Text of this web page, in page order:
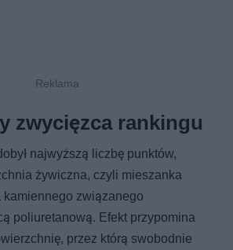
zwycięzca rankingu
najwyższą liczbę punktów,
żywiczna, czyli mieszanka
związanego
poliuretanową. Efekt przypomina
przez którą swobodnie